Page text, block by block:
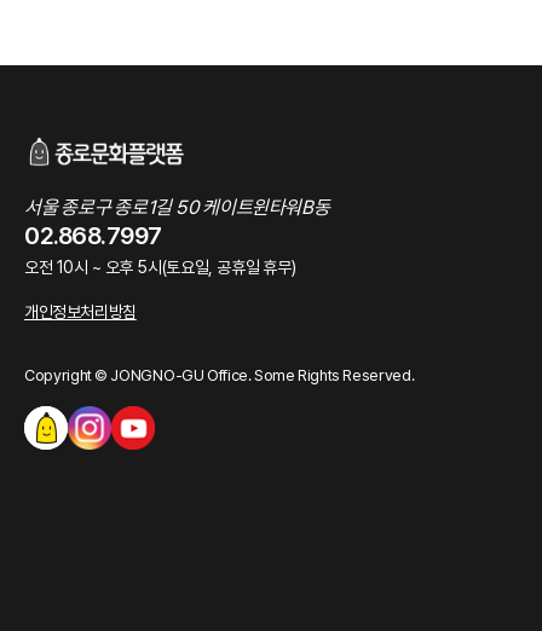
서울 종로구 종로1길 50 케이트윈타워B동
02.868.7997
오전 10시 ~ 오후 5시(토요일, 공휴일 휴무)
개인정보처리방침
Copyright © JONGNO-GU Office. Some Rights Reserved.